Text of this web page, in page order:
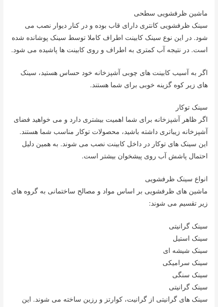
ماشین ظرفشویی سطحی
سینک ظرفشویی کانتری دارای قاب بوده و در کنار دیوار نصب می
شود. در این نوع سینک کابینت اطراف کاملا توسط سینک پوشانده شده
است. در نتیجه آب کمتری به اطراف و روی کابینت ها پاشیده می شود.
اگر به آسیب کابینت های چوبی آشپزخانه خود حساس هستید، سینک
های زیر کوه گزینه خوبی برای شما هستند.
سینک توکار
اگر ظاهر آشپزخانه برای شما اهمیت بیشتری دارد و می خواهید فضای
آشپزخانه زیباتری داشته باشید، محصولات توکار مناسب شما هستند.
این سینک های توکار در داخل کابینت نصب می شوند. به همین دلیل
احتمال پاشش آب روی پیشخوان بیشتر است.
انواع سینک ظرفشویی
ماشین های ظرفشویی بر اساس مواد و مصالح ساختمانی به گروه های
زیر تقسیم می شوند:
سینک گرانیتی
سینک استیل
سینک شیشه ای
سینک سرامیکی
سینک سنگی
سینک گرانیتی
سینک های گرانیتی از گرانیت، کوارتز و رزین ساخته می شوند. این